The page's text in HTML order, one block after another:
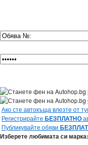
Ако сте автокъща влезте от
Регистрирайте БЕЗПЛАТНО
Публикувайте обяви
Изберете любимата си марка: